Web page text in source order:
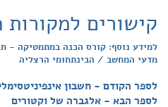
קישורים למקורות
למידע נוסף: קורס הכנה במתמטיקה -
מדעי המחשב / הבינתחומי הרצליה
לספר הקודם - חשבון אינפיניטסימלי 1 חלק ג,
לספר הבא - אלגברה של וקטורים